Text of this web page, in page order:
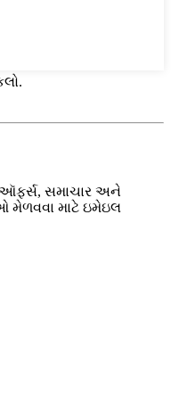
સમાચાર અને
મેળવવા માટે ઇમેઇલ